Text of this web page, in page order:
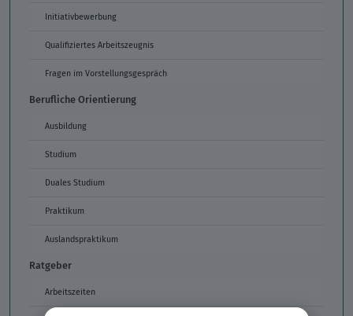
Initiativbewerbung
Qualifiziertes Arbeitszeugnis
Fragen im Vorstellungsgespräch
Berufliche Orientierung
Ausbildung
Studium
Duales Studium
Praktikum
Auslandspraktikum
Ratgeber
Arbeitszeiten